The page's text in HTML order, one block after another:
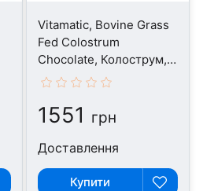
Vitamatic, Bovine Grass
Fed Colostrum
Chocolate, Колострум,
81 г
1551 грн
Доставлення
Купити